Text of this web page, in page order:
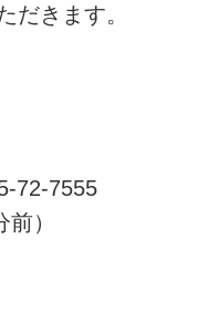
だきます。
72-7555
）